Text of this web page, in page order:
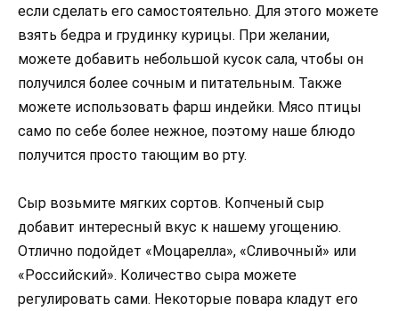
если сделать его самостоятельно. Для этого можете
взять бедра и грудинку курицы. При желании,
можете добавить небольшой кусок сала, чтобы он
получился более сочным и питательным. Также
можете использовать фарш индейки. Мясо птицы
само по себе более нежное, поэтому наше блюдо
получится просто тающим во рту.
Сыр возьмите мягких сортов. Копченый сыр
добавит интересный вкус к нашему угощению.
Отлично подойдет «Моцарелла», «Сливочный» или
«Российский». Количество сыра можете
регулировать сами. Некоторые повара кладут его